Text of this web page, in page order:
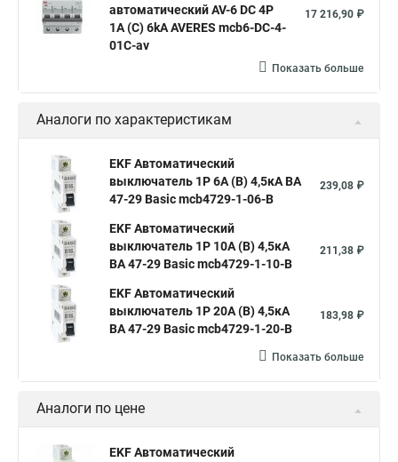
автоматический AV-6 DC 4P
1A (C) 6kA AVERES mcb6-DC-4-
01C-av
17 216,90 ₽
Показать больше
Аналоги по характеристикам
EKF Автоматический
выключатель 1P 6А (B) 4,5кА ВА
47-29 Basic mcb4729-1-06-B
239,08 ₽
EKF Автоматический
выключатель 1P 10А (B) 4,5кА
ВА 47-29 Basic mcb4729-1-10-B
211,38 ₽
EKF Автоматический
выключатель 1P 20А (B) 4,5кА
ВА 47-29 Basic mcb4729-1-20-B
183,98 ₽
Показать больше
Аналоги по цене
EKF Автоматический